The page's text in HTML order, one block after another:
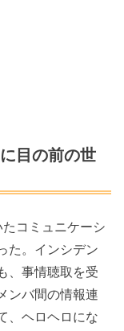
目の前の世
コミュニケーシ
た。インシデン
、事情聴取を受
ンバ間の情報連
、ヘロヘロにな